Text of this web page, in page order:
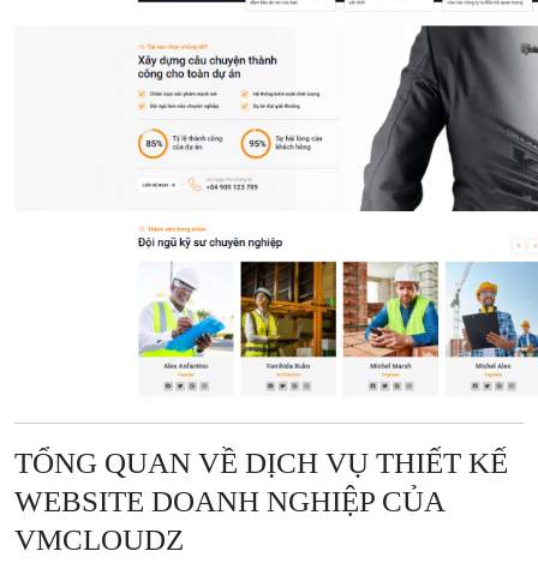
TỔNG QUAN VỀ DỊCH VỤ THIẾT KẾ
WEBSITE DOANH NGHIỆP CỦA
VMCLOUDZ